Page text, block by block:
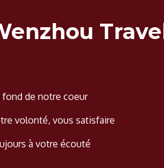
fond de notre coeur
volonté, vous satisfaire
à votre écouté